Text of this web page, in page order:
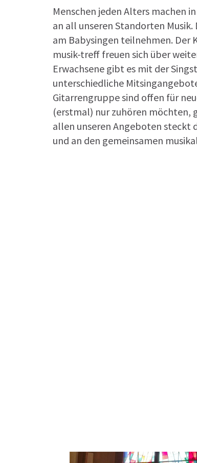
Menschen jeden Alters machen
an all unseren Standorten
am Babysingen teilnehmen. Der
musik-treff freuen sich über
Erwachsene gibt es mit der
unterschiedliche
Gitarrengruppe sind offen für
(erstmal) nur zuhören möchten,
allen unseren Angeboten steckt
und an den gemeinsamen